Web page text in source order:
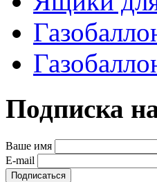
Подписка
Ваше имя
E-mail